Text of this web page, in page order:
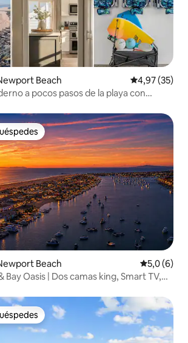
Beach Calificación
4,97 (35)
a pocos pasos de la playa con
Beach
5,0 (6)
Bay Oasis | Dos camas king, Smart TV,